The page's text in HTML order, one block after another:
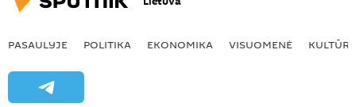
PASAULYJE POLITIKA EKONOMIKA VISUOMENĖ KULTŪRA